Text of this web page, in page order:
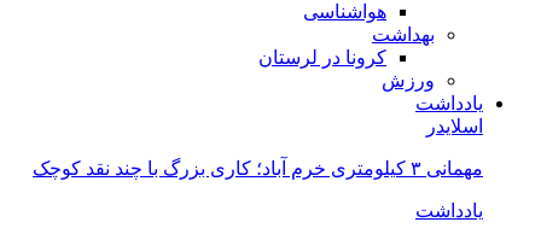
هواشناسی
بهداشت
کرونا در لرستان
ورزش
یادداشت
اسلایدر
مهمانی ۳ کیلومتری خرم آباد؛ کاری بزرگ با چند نقد کوچک
یادداشت